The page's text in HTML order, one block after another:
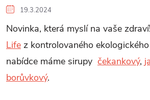
19.3.2024
Novinka, která myslí na vaše zdraví!
Life z kontrolovaného
nabídce máme sirupy čekankový,
borůvkový.